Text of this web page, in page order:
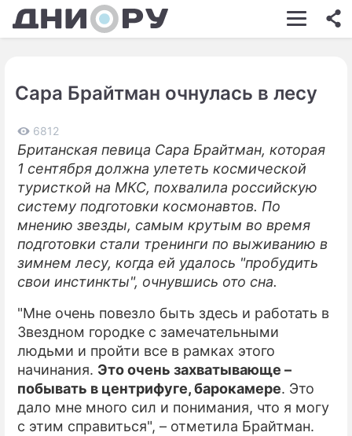
ШОУ-БИЗНЕС
КИНО
ЗДОРОВЬЕ
ЭКОНОМИКА
ПРОИСШЕСТВИЯ
СОННИК
СТИЛЬ ЖИЗНИ
СЕРИАЛЫ
ИГРЫ
ПРЕСС-РЕЛИЗЫ
О ПРОЕКТЕ
Сара Брайтман очнулась в лесу
6812
Британская певица Сара Брайтман, которая
1 сентября должна улететь космической
туристкой на МКС, похвалила российскую
систему подготовки космонавтов. По
мнению звезды, самым крутым во время
подготовки стали тренинги по выживанию в
зимнем лесу, когда ей удалось "пробудить
свои инстинкты", очнувшись ото сна.
"Мне очень повезло быть здесь и работать в
Звездном городке с замечательными
людьми и пройти все в рамках этого
начинания. Это очень захватывающе –
побывать в центрифуге, барокамере. Это
дало мне много сил и понимания, что я могу
с этим справиться", – отметила Брайтман.